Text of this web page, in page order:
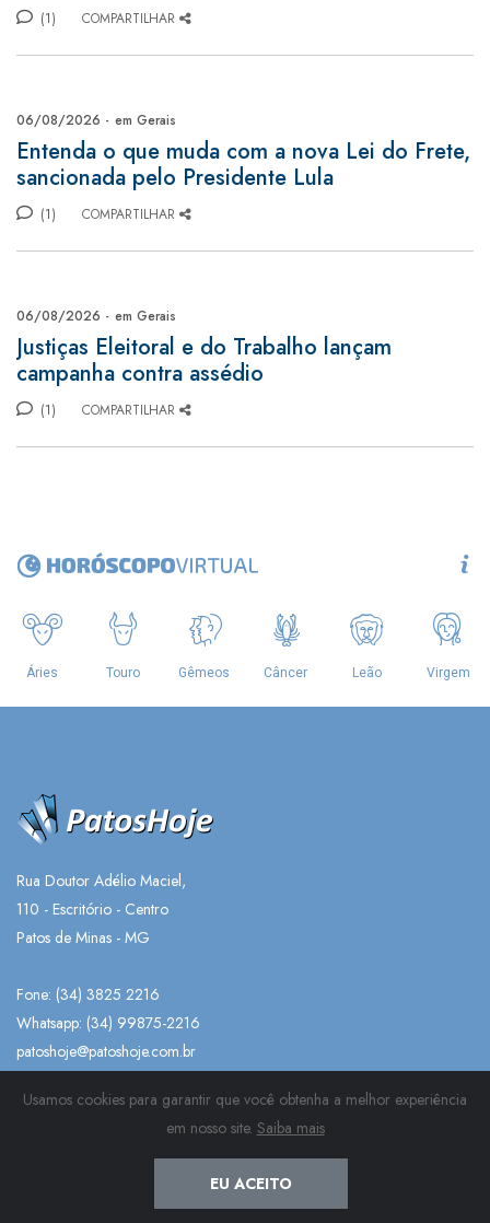
(1) COMPARTILHAR
06/08/2026 - em Gerais
Entenda o que muda com a nova Lei do Frete,
sancionada pelo Presidente Lula
(1) COMPARTILHAR
06/08/2026 - em Gerais
Justiças Eleitoral e do Trabalho lançam
campanha contra assédio
(1) COMPARTILHAR
Usamos cookies para garantir que você obtenha a melhor experiência
em nosso site. Saiba mais
EU ACEITO
Rua Doutor Adélio Maciel,
110 - Escritório - Centro
Patos de Minas - MG
Fone: (34) 3825 2216
Whatsapp: (34) 99875-2216
patoshoje@patoshoje.com.br